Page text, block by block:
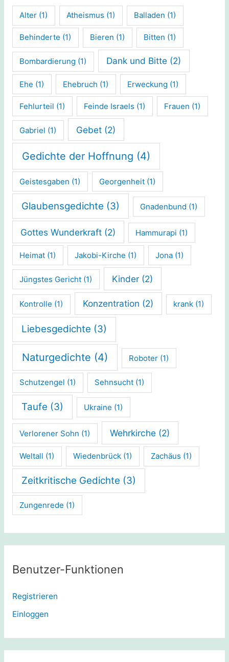
Alter (1) Atheismus (1) Balladen (1)
Behinderte (1) Bieren (1) Bitten (1)
Bombardierung (1) Dank und Bitte (2)
Ehe (1) Ehebruch (1) Erweckung (1)
Fehlurteil (1) Feinde Israels (1) Frauen (1)
Gabriel (1) Gebet (2)
Gedichte der Hoffnung (4)
Geistesgaben (1) Georgenheit (1)
Glaubensgedichte (3) Gnadenbund (1)
Gottes Wunderkraft (2) Hammurapi (1)
Heimat (1) Jakobi-Kirche (1) Jona (1)
Jüngstes Gericht (1) Kinder (2)
Kontrolle (1) Konzentration (2) krank (1)
Liebesgedichte (3)
Naturgedichte (4) Roboter (1)
Schutzengel (1) Sehnsucht (1)
Taufe (3) Ukraine (1)
Verlorener Sohn (1) Wehrkirche (2)
Weltall (1) Wiedenbrück (1) Zachäus (1)
Zeitkritische Gedichte (3)
Zungenrede (1)
Benutzer-Funktionen
Registrieren
Einloggen